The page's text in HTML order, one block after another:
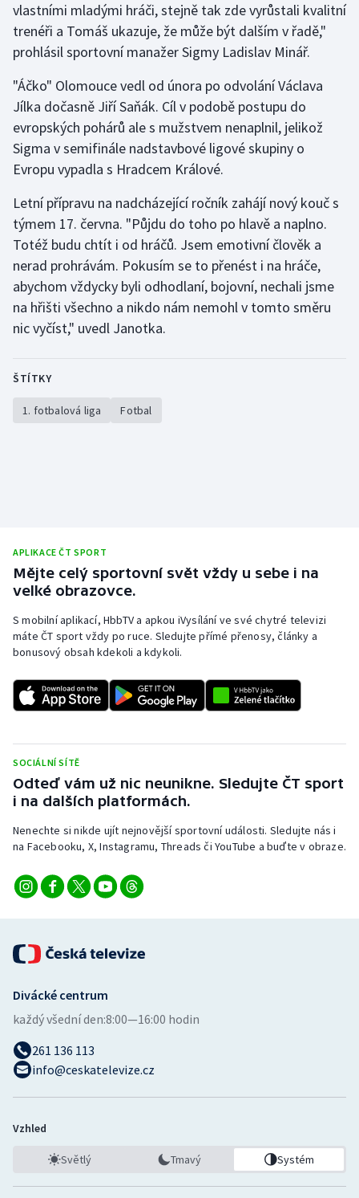
Lyže a snowboard
Motorsport
Olympijské hry
Parasport
Plavání
Plážový volejbal
Ragby
Rychlobruslení
Rychlostní kanoistika
Short track
Veslování
Volejbal
Ostatní
vlastními mladými hráči, stejně tak zde vyrůstali kvalitní
trenéři a Tomáš ukazuje, že může být dalším v řadě,"
prohlásil sportovní manažer Sigmy Ladislav Minář.
"Áčko" Olomouce vedl od února po odvolání Václava
Jílka dočasně Jiří Saňák. Cíl v podobě postupu do
evropských pohárů ale s mužstvem nenaplnil, jelikož
Sigma v semifinále nadstavbové ligové skupiny o
Evropu vypadla s Hradcem Králové.
Letní přípravu na nadcházející ročník zahájí nový kouč s
týmem 17. června. "Půjdu do toho po hlavě a naplno.
Totéž budu chtít i od hráčů. Jsem emotivní člověk a
nerad prohrávám. Pokusím se to přenést i na hráče,
abychom vždycky byli odhodlaní, bojovní, nechali jsme
na hřišti všechno a nikdo nám nemohl v tomto směru
nic vyčíst," uvedl Janotka.
ŠTÍTKY
1. fotbalová liga Fotbal
APLIKACE ČT SPORT
Mějte celý sportovní svět vždy u sebe i na
velké obrazovce.
S mobilní aplikací, HbbTV a apkou iVysílání ve své chytré televizi
máte ČT sport vždy po ruce. Sledujte přímé přenosy, články a
bonusový obsah kdekoli a kdykoli.
SOCIÁLNÍ SÍTĚ
Odteď vám už nic neunikne. Sledujte ČT sport
i na dalších platformách.
Nenechte si nikde ujít nejnovější sportovní události. Sledujte nás i
na Facebooku, X, Instagramu, Threads či YouTube a buďte v obraze.
Divácké centrum
každý všední den:8:00—16:00 hodin
261 136 113
info@ceskatelevize.cz
Vzhled
Světlý Tmavý Systém